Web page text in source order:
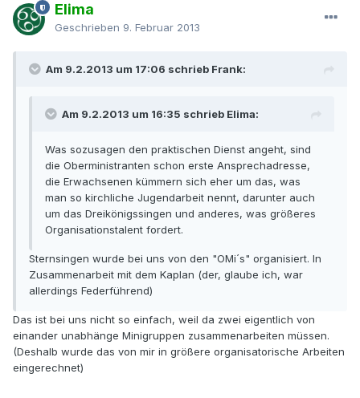
Elima
Geschrieben 9. Februar 2013
Am 9.2.2013 um 17:06 schrieb Frank:
Am 9.2.2013 um 16:35 schrieb Elima:
Was sozusagen den praktischen Dienst angeht, sind
die Oberministranten schon erste Ansprechadresse,
die Erwachsenen kümmern sich eher um das, was
man so kirchliche Jugendarbeit nennt, darunter auch
um das Dreikönigssingen und anderes, was größeres
Organisationstalent fordert.
Sternsingen wurde bei uns von den "OMi´s" organisiert. In
Zusammenarbeit mit dem Kaplan (der, glaube ich, war
allerdings Federführend)
Das ist bei uns nicht so einfach, weil da zwei eigentlich von
einander unabhänge Minigruppen zusammenarbeiten müssen.
(Deshalb wurde das von mir in größere organisatorische Arbeiten
eingerechnet)